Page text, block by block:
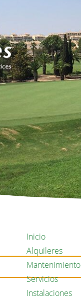
Inicio
Alquileres
Mantenimiento
Servicios
Instalaciones